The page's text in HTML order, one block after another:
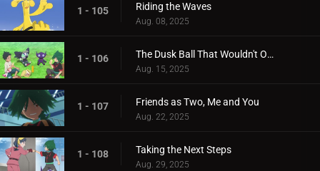
1 - 105 Riding the Waves
Aug. 08, 2025
1 - 106 The Dusk Ball That Wouldn't Open
Aug. 15, 2025
1 - 107 Friends as Two, Me and You
Aug. 22, 2025
1 - 108 Taking the Next Steps
Aug. 29, 2025